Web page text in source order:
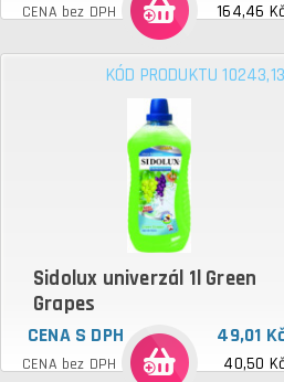
CENA bez DPH 164,46 Kč
KÓD PRODUKTU 10243,13
Sidolux univerzál 1l Green
Grapes
CENA S DPH 49,01 Kč
CENA bez DPH 40,50 Kč